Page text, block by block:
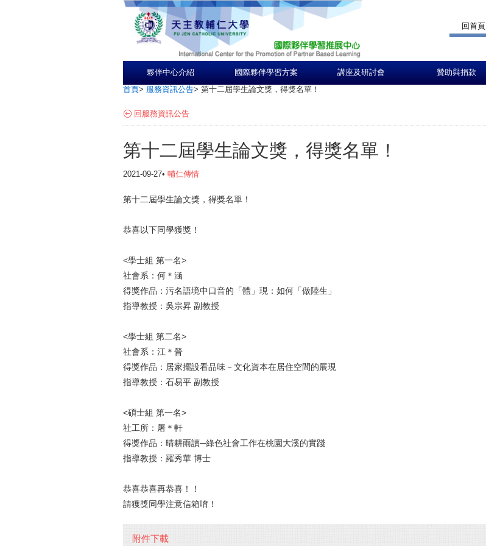
回首頁
夥伴中心介紹 國際夥伴學習方案 講座及研討會 贊助與捐款
首頁> 服務資訊公告> 第十二屆學生論文獎，得獎名單！
回服務資訊公告
第十二屆學生論文獎，得獎名單！
2021-09-27• 輔仁傳情
第十二屆學生論文獎，得獎名單！
恭喜以下同學獲獎！
<學士組 第一名>
社會系：何＊涵
得獎作品：污名語境中口音的「體」現：如何「做陸生」
指導教授：吳宗昇 副教授
<學士組 第二名>
社會系：江＊晉
得獎作品：居家擺設看品味－文化資本在居住空間的展現
指導教授：石易平 副教授
<碩士組 第一名>
社工所：屠＊軒
得獎作品：晴耕雨讀─綠色社會工作在桃園大溪的實踐
指導教授：羅秀華 博士
恭喜恭喜再恭喜！！
請獲獎同學注意信箱唷！
附件下載